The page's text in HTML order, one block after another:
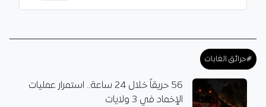
#حرائق الغابات
56 حريقاً خلال 24 ساعة.. استمرار عمليات
الإخماد في 3 ولايات